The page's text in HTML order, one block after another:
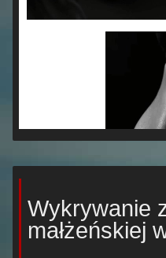
Wykrywanie
małżeńskiej